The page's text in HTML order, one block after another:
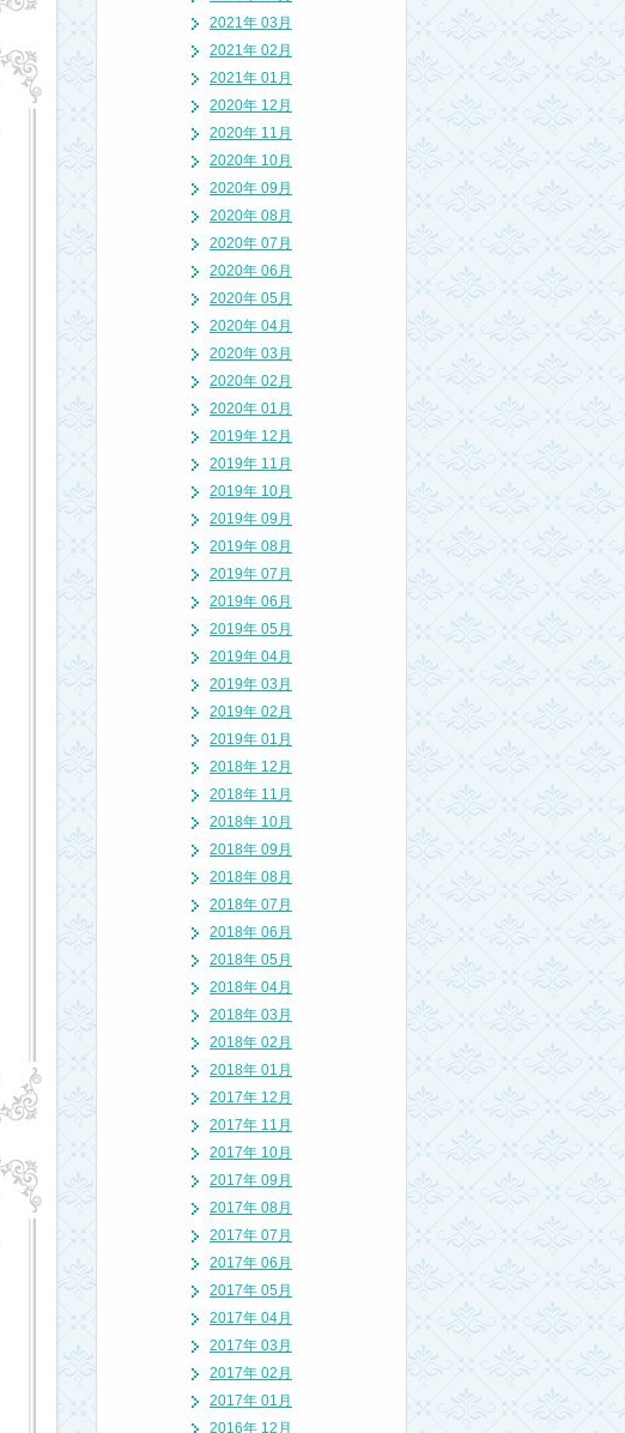
2021年 03月
2021年 02月
2021年 01月
2020年 12月
2020年 11月
2020年 10月
2020年 09月
2020年 08月
2020年 07月
2020年 06月
2020年 05月
2020年 04月
2020年 03月
2020年 02月
2020年 01月
2019年 12月
2019年 11月
2019年 10月
2019年 09月
2019年 08月
2019年 07月
2019年 06月
2019年 05月
2019年 04月
2019年 03月
2019年 02月
2019年 01月
2018年 12月
2018年 11月
2018年 10月
2018年 09月
2018年 08月
2018年 07月
2018年 06月
2018年 05月
2018年 04月
2018年 03月
2018年 02月
2018年 01月
2017年 12月
2017年 11月
2017年 10月
2017年 09月
2017年 08月
2017年 07月
2017年 06月
2017年 05月
2017年 04月
2017年 03月
2017年 02月
2017年 01月
2016年 12月